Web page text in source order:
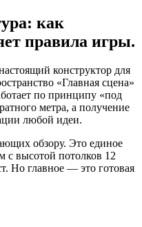
как
правила игры.
конструктор для
«Главная сцена»
по принципу «под
метра, а получение
любой идеи.
обзору. Это единое
с высотой потолков 12
Но главное — это готовая